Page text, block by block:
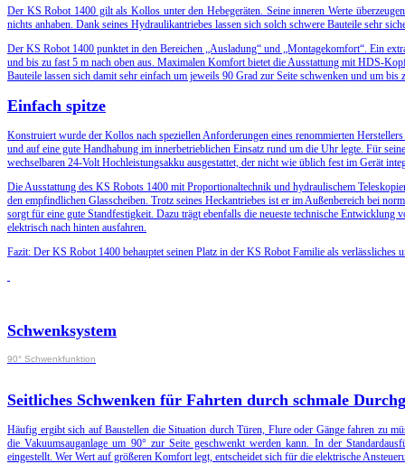
Der KS Robot 1400 gilt als Kollos unter den Hebegeräten. Seine inneren Werte
nichts anhaben. Dank seines Hydraulikantriebes lassen sich solch schwere Bauteile sehr
Der KS Robot 1400 punktet in den Bereichen „Ausladung“ und „Montagekomfort“. Ein
und bis zu fast 5 m nach oben aus. Maximalen Komfort bietet die Ausstattung mit HDS-
Bauteile lassen sich damit sehr einfach um jeweils 90 Grad zur Seite schwenken und um bis
Einfach spitze
Konstruiert wurde der Kollos nach speziellen Anforderungen eines renommierten
und auf eine gute Handhabung im innerbetrieblichen Einsatz rund um die Uhr legte. Für
wechselbaren 24-Volt Hochleistungsakku ausgestattet, der nicht wie üblich fest im Gerät
Die Ausstattung des KS Robots 1400 mit Proportionaltechnik und hydraulischem
den empfindlichen Glasscheiben. Trotz seines Heckantriebes ist er im Außenbereich bei
sorgt für eine gute Standfestigkeit. Dazu trägt ebenfalls die neueste technische
elektrisch nach hinten ausfahren.
Fazit: Der KS Robot 1400 behauptet seinen Platz in der KS Robot Familie als verlässliches
Schwenksystem
90° Schwenkfunktion
Seitliches Schwenken für Fahrten durch schmale
Häufig ergibt sich auf Baustellen die Situation durch Türen, Flure oder Gänge fahren zu
die Vakuumsauganlage um 90° zur Seite geschwenkt werden kann. In der
eingestellt. Wer Wert auf größeren Komfort legt, entscheidet sich für die elektrische